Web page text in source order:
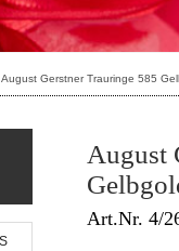
August Gerstner Trauringe 585
August
Art.Nr. 4/